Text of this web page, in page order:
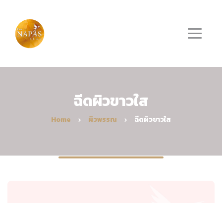
ฉีดผิวขาวใส
Home ผิวพรรณ ฉีดผิวขาวใส